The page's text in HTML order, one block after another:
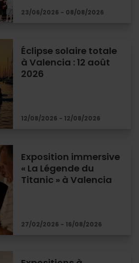
23/06/2026 - 08/08/2026
Éclipse solaire totale
à Valencia : 12 août
2026
12/08/2026 - 12/08/2026
Exposition immersive
« La Légende du
Titanic » à Valencia
27/02/2026 - 16/08/2026